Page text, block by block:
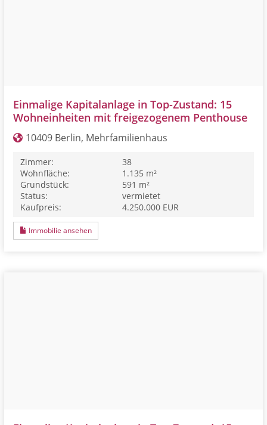
Einmalige Kapitalanlage in Top-Zustand: 15
Wohneinheiten mit freigezogenem Penthouse
10409 Berlin, Mehrfamilienhaus
Zimmer:
38
Wohnfläche:
1.135 m²
Grundstück:
591 m²
Status:
vermietet
Kaufpreis:
4.250.000 EUR
Immobilie ansehen